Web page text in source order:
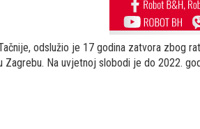
odslužio je 17 godina zatvora zbog
Zagrebu. Na uvjetnoj slobodi je do 2022.